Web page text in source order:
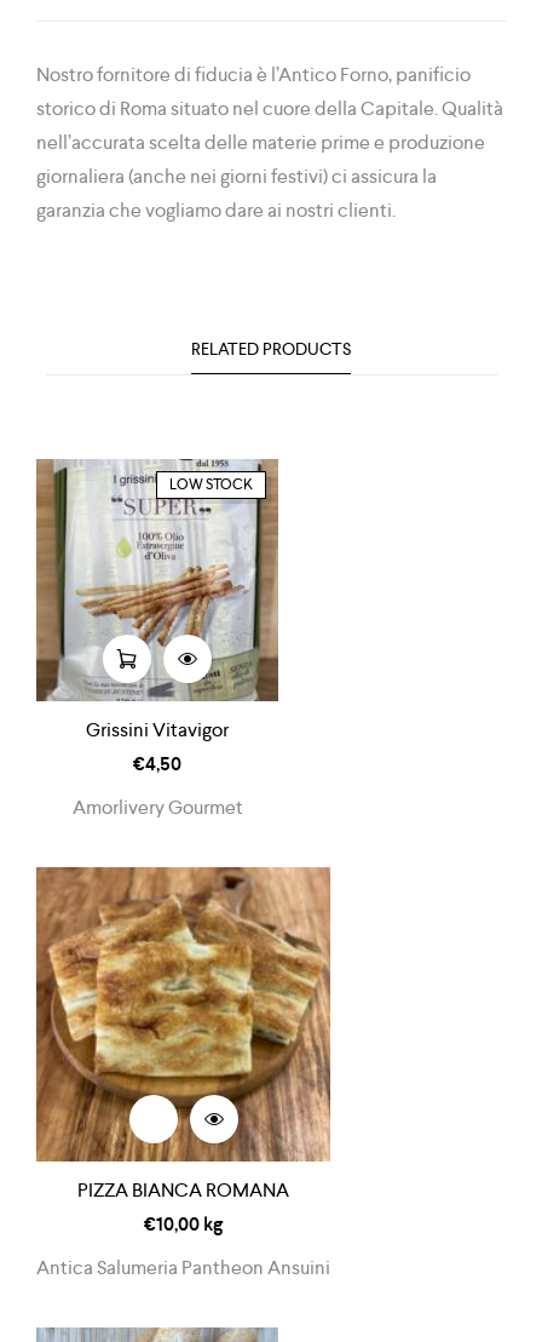
Nostro fornitore di fiducia è l’Antico Forno, panificio
storico di Roma situato nel cuore della Capitale. Qualità
nell’accurata scelta delle materie prime e produzione
giornaliera (anche nei giorni festivi) ci assicura la
garanzia che vogliamo dare ai nostri clienti.
RELATED PRODUCTS
LOW STOCK
Grissini Vitavigor
€4,50
Amorlivery Gourmet
PIZZA BIANCA ROMANA
€10,00kg
Antica Salumeria Pantheon Ansuini